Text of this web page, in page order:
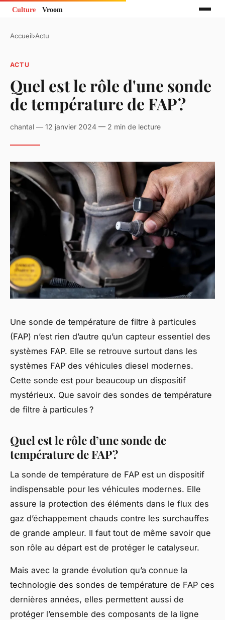
Accueil›Actu
ACTU
Quel est le rôle d'une sonde
de température de FAP ?
chantal — 12 janvier 2024 — 2 min de lecture
Une sonde de température de filtre à particules
(FAP) n’est rien d’autre qu’un capteur essentiel des
systèmes FAP. Elle se retrouve surtout dans les
systèmes FAP des véhicules diesel modernes.
Cette sonde est pour beaucoup un dispositif
mystérieux. Que savoir des sondes de température
de filtre à particules ?
Quel est le rôle d’une sonde de
température de FAP ?
La sonde de température de FAP est un dispositif
indispensable pour les véhicules modernes. Elle
assure la protection des éléments dans le flux des
gaz d’échappement chauds contre les surchauffes
de grande ampleur. Il faut tout de même savoir que
son rôle au départ est de protéger le catalyseur.
Mais avec la grande évolution qu’a connue la
technologie des sondes de température de FAP ces
dernières années, elles permettent aussi de
protéger l’ensemble des composants de la ligne